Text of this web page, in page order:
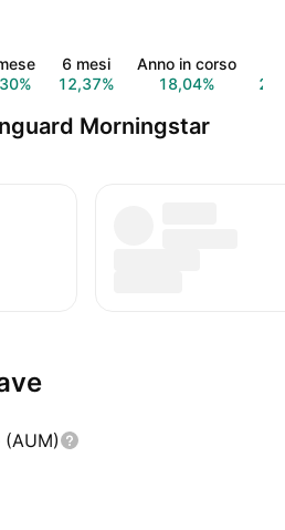
6 mesi
12,37%
Anno in corso
18,04%
Morningstar